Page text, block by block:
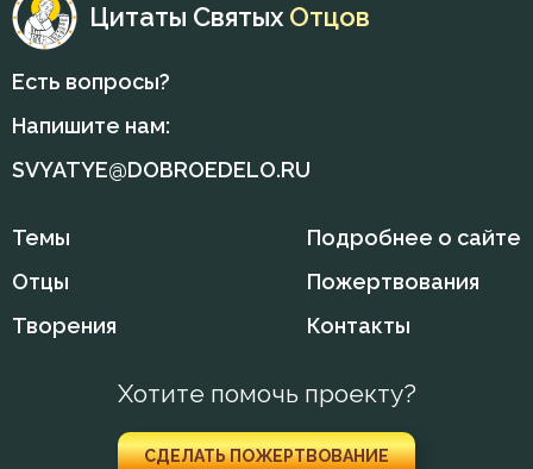
Еда
Елеосвящение
Цитаты Святых Отцов
Есть вопросы?
Напишите нам:
SVYATYE@DOBROEDELO.RU
Темы
Отцы
Творения
Подробнее о сайте
Пожертвования
Контакты
Хотите помочь проекту?
СДЕЛАТЬ ПОЖЕРТВОВАНИЕ